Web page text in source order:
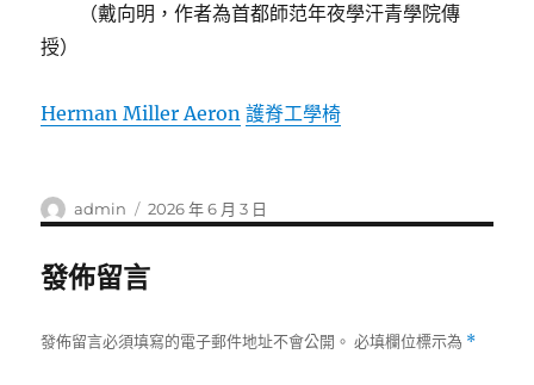
（戴向明，作者為首都師范年夜學汗青學院傳
授）
Herman Miller Aeron 護脊工學椅
作
者
admin
發
佈
2026 年 6 月 3 日
發佈留言
發佈留言必須填寫的電子郵件地址不會公開。 必填欄位標示為 *